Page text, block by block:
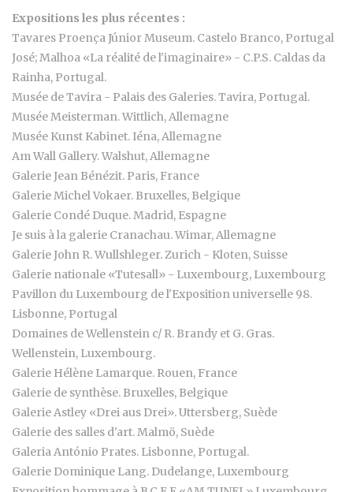
Expositions les plus récentes :
Tavares Proença Júnior Museum. Castelo Branco, Portugal
José; Malhoa «La réalité de l'imaginaire» - C.P.S. Caldas da
Rainha, Portugal.
Musée de Tavira - Palais des Galeries. Tavira, Portugal.
Musée Meisterman. Wittlich, Allemagne
Musée Kunst Kabinet. Iéna, Allemagne
Am Wall Gallery. Walshut, Allemagne
Galerie Jean Bénézit. Paris, France
Galerie Michel Vokaer. Bruxelles, Belgique
Galerie Condé Duque. Madrid, Espagne
Je suis à la galerie Cranachau. Wimar, Allemagne
Galerie John R. Wullshleger. Zurich - Kloten, Suisse
Galerie nationale «Tutesall» - Luxembourg, Luxembourg
Pavillon du Luxembourg de l'Exposition universelle 98.
Lisbonne, Portugal
Domaines de Wellenstein c/ R. Brandy et G. Gras.
Wellenstein, Luxembourg.
Galerie Hélène Lamarque. Rouen, France
Galerie de synthèse. Bruxelles, Belgique
Galerie Astley «Drei aus Drei». Uttersberg, Suède
Galerie des salles d'art. Malmö, Suède
Galeria António Prates. Lisbonne, Portugal.
Galerie Dominique Lang. Dudelange, Luxembourg